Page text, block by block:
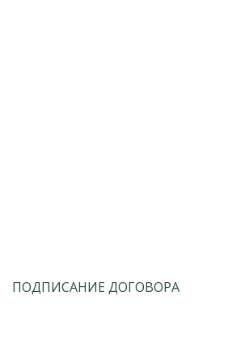
ПОДПИСАНИЕ ДОГОВОРА